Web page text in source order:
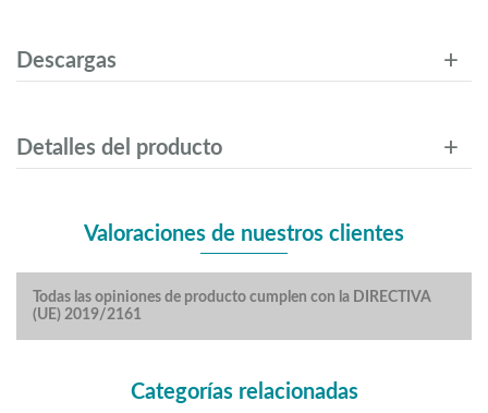
Descargas
Detalles del producto
Valoraciones de nuestros clientes
Todas las opiniones de producto cumplen con la DIRECTIVA
(UE) 2019/2161
Categorías relacionadas